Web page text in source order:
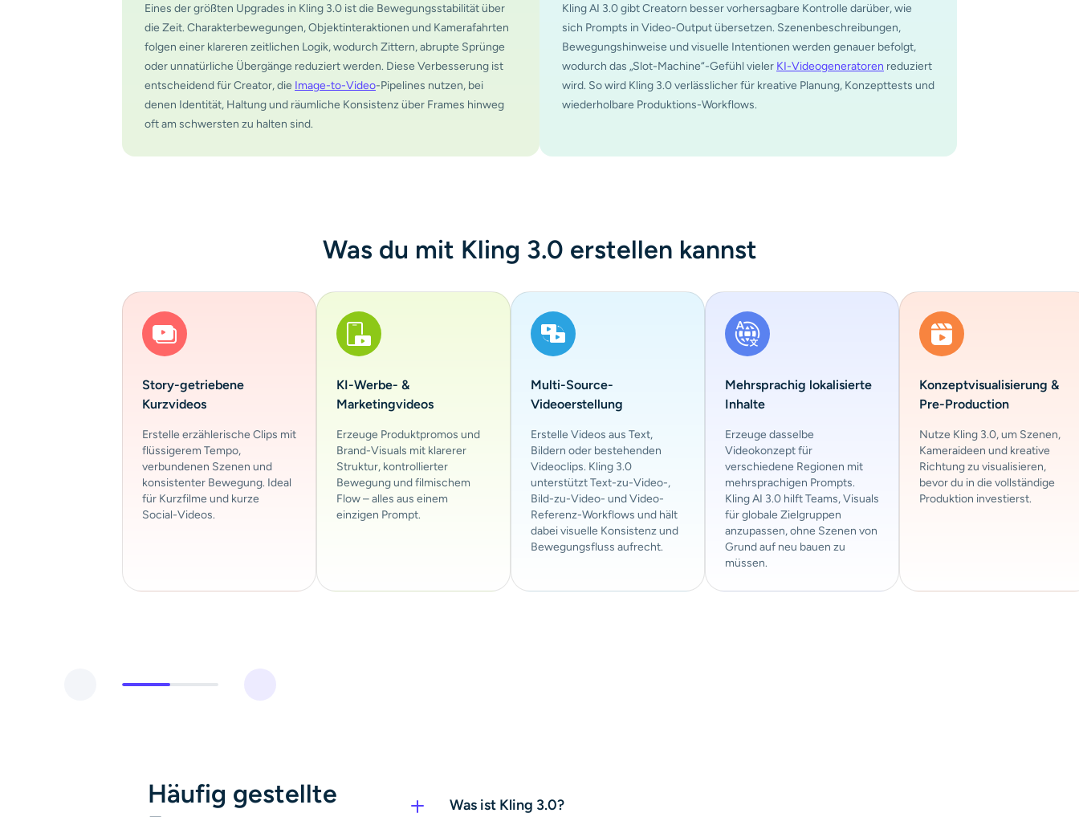
Eines der größten Upgrades in Kling 3.0 ist die Bewegungsstabilität über
die Zeit. Charakterbewegungen, Objektinteraktionen und Kamerafahrten
folgen einer klareren zeitlichen Logik, wodurch Zittern, abrupte Sprünge
oder unnatürliche Übergänge reduziert werden. Diese Verbesserung ist
entscheidend für Creator, die Image-to-Video-Pipelines nutzen, bei
denen Identität, Haltung und räumliche Konsistenz über Frames hinweg
oft am schwersten zu halten sind.
Kling AI 3.0 gibt Creatorn besser vorhersagbare Kontrolle darüber, wie
sich Prompts in Video-Output übersetzen. Szenenbeschreibungen,
Bewegungshinweise und visuelle Intentionen werden genauer befolgt,
wodurch das „Slot-Machine“-Gefühl vieler KI-Videogeneratoren reduziert
wird. So wird Kling 3.0 verlässlicher für kreative Planung, Konzepttests und
wiederholbare Produktions-Workflows.
Was du mit Kling 3.0 erstellen kannst
Story-getriebene
Kurzvideos
Erstelle erzählerische Clips mit
flüssigerem Tempo,
verbundenen Szenen und
konsistenter Bewegung. Ideal
für Kurzfilme und kurze
Social-Videos.
KI-Werbe- &
Marketingvideos
Erzeuge Produktpromos und
Brand-Visuals mit klarerer
Struktur, kontrollierter
Bewegung und filmischem
Flow – alles aus einem
einzigen Prompt.
Multi-Source-
Videoerstellung
Erstelle Videos aus Text,
Bildern oder bestehenden
Videoclips. Kling 3.0
unterstützt Text-zu-Video-,
Bild-zu-Video- und Video-
Referenz-Workflows und hält
dabei visuelle Konsistenz und
Bewegungsfluss aufrecht.
Mehrsprachig lokalisierte
Inhalte
Erzeuge dasselbe
Videokonzept für
verschiedene Regionen mit
mehrsprachigen Prompts.
Kling AI 3.0 hilft Teams, Visuals
für globale Zielgruppen
anzupassen, ohne Szenen von
Grund auf neu bauen zu
müssen.
Konzeptvisualisierung &
Pre-Production
Nutze Kling 3.0, um Szenen,
Kameraideen und kreative
Richtung zu visualisieren,
bevor du in die vollständige
Produktion investierst.
Häufig gestellte
Was ist Kling 3.0?